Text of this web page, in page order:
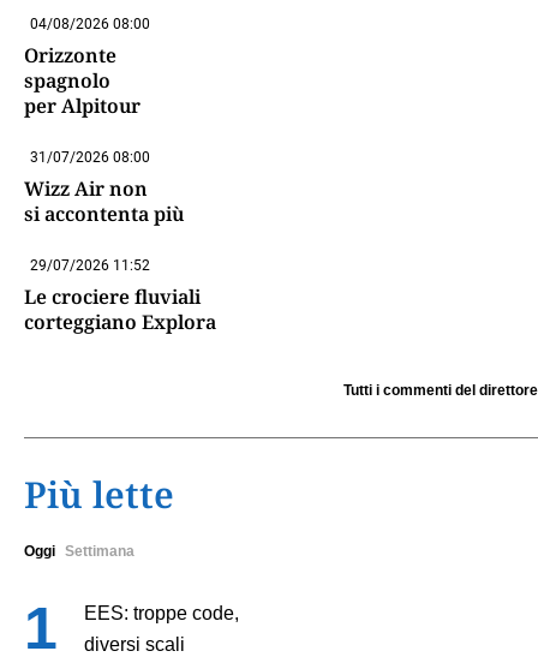
04/08/2026 08:00
Orizzonte
spagnolo
per Alpitour
31/07/2026 08:00
Wizz Air non
si accontenta più
29/07/2026 11:52
Le crociere fluviali
corteggiano Explora
Tutti i commenti del direttore
Più lette
Oggi Settimana
EES: troppe code,
diversi scali